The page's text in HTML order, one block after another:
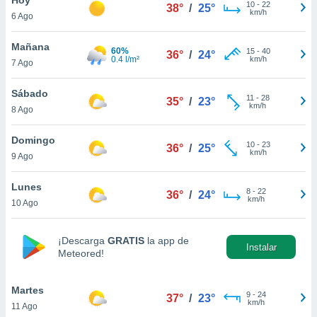
en
más
nuestra
de
aceptar
de
6 Ago
38° / 25° 10- 22
km/h
Mañana
7 Ago
60%
0.4 l/m²
36° / 24° 15- 40
km/h
Sábado
8 Ago
35° / 23° 11 - 28
km/h
Domingo
9 Ago
36° / 25° 10- 23
km/h
Lunes
10 Ago
36° / 24° 8- 22
km/h
¡Descarga GRATIS la app de
Meteored!
Instalar
Martes
11 Ago
37° / 23° 9- 24
km/h